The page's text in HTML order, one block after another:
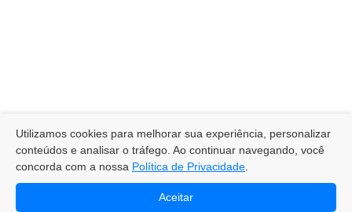
Utilizamos cookies para melhorar sua experiência, personalizar
conteúdos e analisar o tráfego. Ao continuar navegando, você
concorda com a nossa Política de Privacidade
Aceitar
Política de
Privacidade
2024 © Todos os
direitos
reservados.Gerbe
RETORNE
AO TOPO!